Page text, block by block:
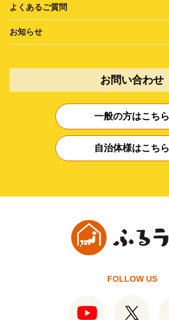
よくあるご質問
お知らせ
お問い合わせ
一般の方はこちら
自治体様はこちら
FOLLOW US